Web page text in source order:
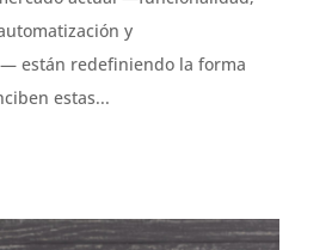
y
están redefiniendo la forma
estas...